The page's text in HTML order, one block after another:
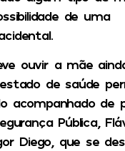
de uma
ouvir a mãe
de saúde
acompanhado de
Pública,
Diego, que se